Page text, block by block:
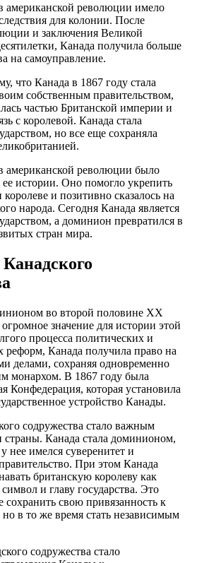
американской революции имело
для колонии. После
и заключения Великой
Канада получила больше
на самоуправление.
что Канада в 1867 году стала
собственным правительством,
частью Британской империи и
с королевой. Канада стала
но все еще сохраняла
американской революции было
истории. Оно помогло укрепить
и позитивно сказалось на
народа. Сегодня Канада является
а доминион превратился в
стран мира.
во второй половине XX
значение для истории этой
процесса политических и
реформ, Канада получила право на
делами, сохраняя одновременно
монархом. В 1867 году была
Конфедерация, которая установила
устройство Канады.
содружества стало важным
страны. Канада стала доминионом,
нее имелся суверенитет и
При этом Канада
британскую королеву как
и главу государства. Это
сохранить свою привязанность к
в то же время стать независимым
содружества стало